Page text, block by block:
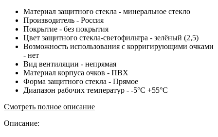
Материал защитного стекла - минеральное стекло
Производитель - Россия
Покрытие - без покрытия
Цвет защитного стекла-светофильтра - зелёный (2,5)
Возможность использования с корригирующими очками
- нет
Вид вентиляции - непрямая
Материал корпуса очков - ПВХ
Форма защитного стекла - Прямое
Диапазон рабочих температур - -5°C +55°C
Смотреть полное описание
Описание: